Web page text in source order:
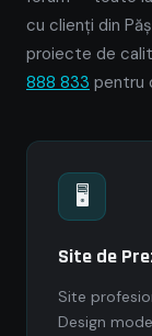
cu clienți din
proiecte de
888 833 pentru
🖥
Site de
Site
Design